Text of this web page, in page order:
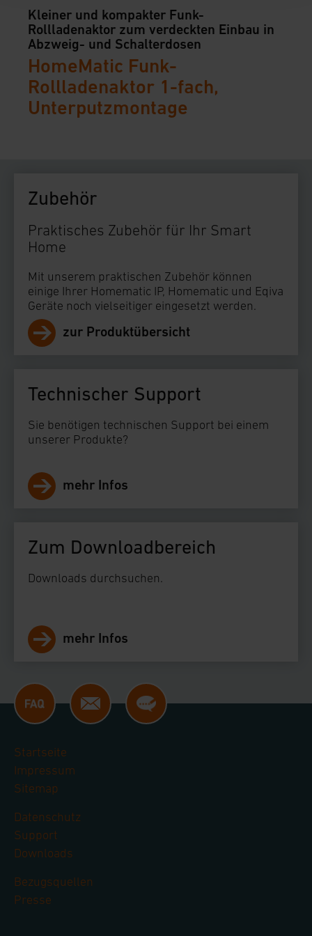
Cookies ablehnen oder ihr ganz oder teilweise
zustimmen. Ihre erteilte Zustimmung können Sie
jederzeit unter dem Link „Cookie Einstellungen“
anpassen oder widerrufen. Ihre Browser-
Einstellungen können dazu führen, dass die
Einstellungen nicht längerfristig gespeichert
HomeMatic Funk-
Rollladenaktor 1-fach,
Unterputzmontage
Kleiner und kompakter Funk-
Rollladenaktor zum verdeckten Einbau in
Abzweig- und Schalterdosen
HomeMatic Funk-
2-fach, Unterputzmontage
Kleiner und kompakter Funk-
zum verdeckten Einbau in Abzweig-
Schalterdosen
HomeMatic Funk-
4-fach,
Hutschienen-Schaltaktor mit Funk-
HomeMatic Funk-
4-fach, Wandmontage
Kompakter Funk-Schaltaktor mit 4
unabhängigen Schaltkanälen
Zubehör
Praktisches Zubehör für Ihr Smart
Home
Mit unserem praktischen Zubehör können
einige Ihrer Homematic IP, Homematic und Eqiva
Geräte noch vielseitiger eingesetzt werden.
zur Produktübersicht
Technischer Support
Sie benötigen technischen Support bei einem
unserer Produkte?
mehr Infos
Zum Downloadbereich
Downloads durchsuchen.
mehr Infos
Startseite
Impressum
Sitemap
Datenschutz
Support
Downloads
Bezugsquellen
Presse